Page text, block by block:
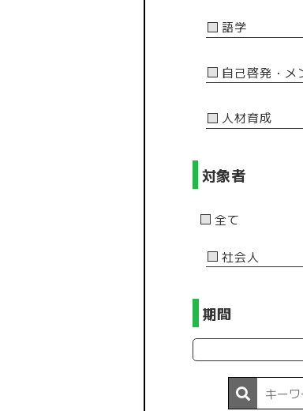
語学
自己啓発・メ
人材育成
対象者
全て
社会人
期間